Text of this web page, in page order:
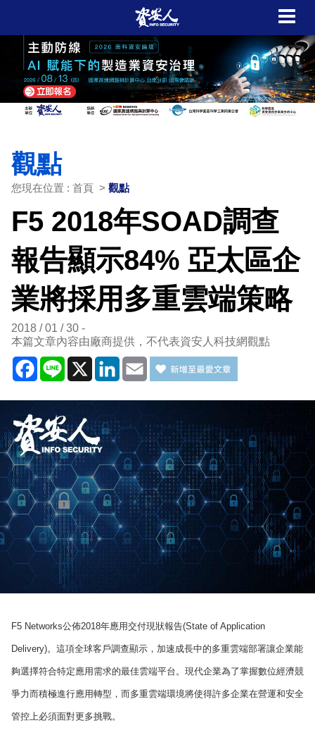
觀點
您現在位置 : 首頁 > 觀點
F5 2018年SOAD調查
報告顯示84% 亞太區企
業將採用多重雲端策略
2018 / 01 / 30
本篇文章內容由廠商提供，不代表資安人科技網觀點
Facebook
Line X LinkedIn
Email
F5 Networks公佈2018年應用交付現狀報告(State of Application
Delivery)。這項全球客戶調查顯示，加速成長中的多重雲端部署讓企業能
夠選擇符合特定應用需求的最佳雲端平台。現代企業為了掌握數位經濟競
爭力而積極進行應用轉型，而多重雲端環境將使得許多企業在營運和安全
管控上必須面對更多挑戰。